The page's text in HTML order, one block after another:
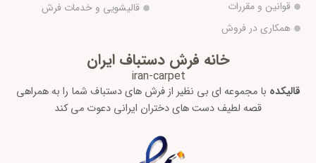
قوانین و مقررات
همکاری در فروش
قالیشویی و خدمات فرش
خانه فرش دستباف ایران
iran-carpet
قالیکده با مجموعه ای بی نظیر از فرش های دستباف شما را به همراهی
قصه لطیف دست های دختران ایرانی دعوت می کند